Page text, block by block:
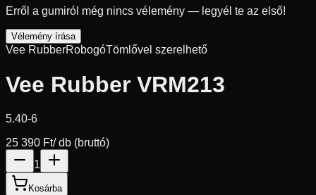
Erről a gumiról még nincs vélemény — legyél te az első!
Vélemény írása
Vee RubberRobogóTömlővel szerelhető
Vee Rubber VRM213
5.40-6
25 390 Ft/ db (bruttó)
1
Kosárba